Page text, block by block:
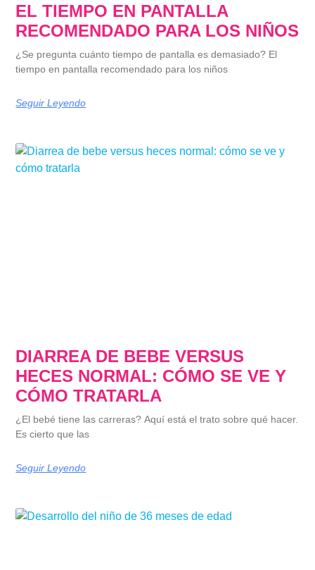
EL TIEMPO EN PANTALLA
RECOMENDADO PARA LOS NIÑOS
¿Se pregunta cuánto tiempo de pantalla es demasiado? El
tiempo en pantalla recomendado para los niños
Seguir Leyendo
DIARREA DE BEBE VERSUS
HECES NORMAL: CÓMO SE VE Y
CÓMO TRATARLA
¿El bebé tiene las carreras? Aquí está el trato sobre qué hacer.
Es cierto que las
Seguir Leyendo